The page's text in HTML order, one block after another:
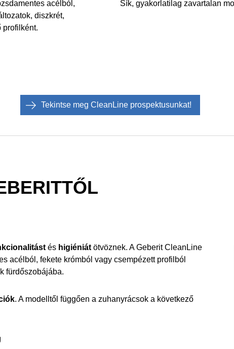
acélból,
diszkrét,
profilként.
Sík, gyakorlatilag zavartalan
Tekintse meg CleanLine prospektusunkat!
és higiéniát ötvöznek. A Geberit CleanLine
acélból, fekete krómból vagy csempézett profilból
fürdőszobájába.
. A modelltől függően a zuhanyrácsok a következő